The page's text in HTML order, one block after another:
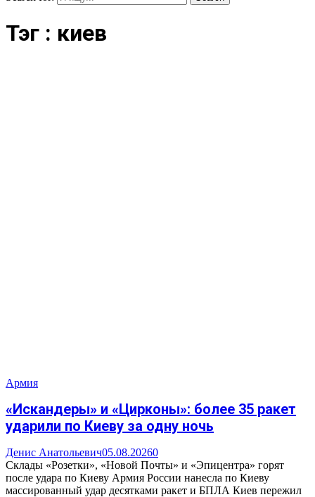
Тэг : киев
Армия
«Искандеры» и «Цирконы»: более 35 ракет
ударили по Киеву за одну ночь
Денис Анатольевич05.08.20260
Склады «Розетки», «Новой Почты» и «Эпицентра» горят
после удара по Киеву Армия России нанесла по Киеву
массированный удар десятками ракет и БПЛА Киев пережил